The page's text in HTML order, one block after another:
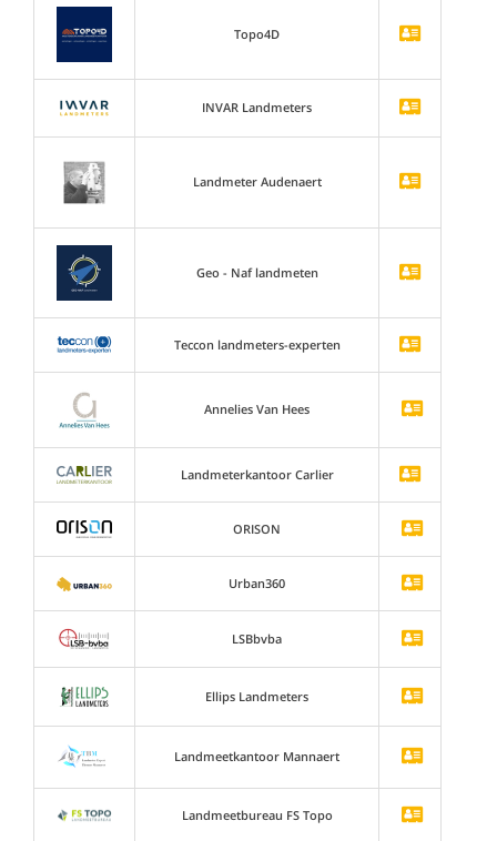
Topo4D
INVAR Landmeters
Landmeter Audenaert
Geo - Naf landmeten
Teccon landmeters-experten
Annelies Van Hees
Landmeterkantoor Carlier
ORISON
Urban360
LSBbvba
Ellips Landmeters
Landmeetkantoor Mannaert
Landmeetbureau FS Topo